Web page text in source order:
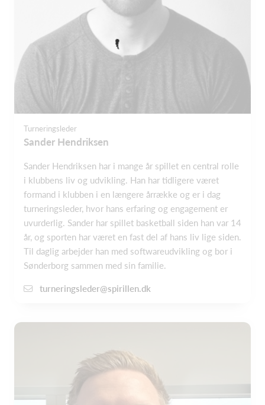
Turneringsleder
Sander Hendriksen
Sander Hendriksen har i mange år spillet en central rolle
i klubbens liv og udvikling. Han har tidligere været
formand i klubben i en længere årrække og er i dag
turneringsleder, hvor hans erfaring og engagement er
uvurderlig. Sander har spillet basketball siden han var 14
år, og sporten har været en fast del af hans liv lige siden.
Til daglig arbejder han med softwareudvikling og bor i
Sønderborg sammen med sin familie.
turneringsleder@spirillen.dk